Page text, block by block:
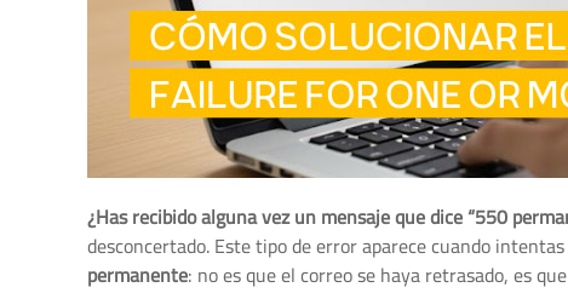
¿Has recibido alguna vez un mensaje que dice “550
desconcertado. Este tipo de error aparece cuando
permanente: no es que el correo se haya retrasado, es que